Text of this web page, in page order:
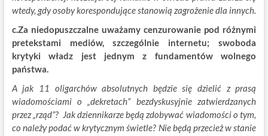
wtedy, gdy osoby korespondujące stanowią zagrożenie dla innych.
c.Za niedopuszczalne uważamy cenzurowanie pod różnymi
pretekstami mediów, szczególnie internetu; swoboda
krytyki władz jest jednym z fundamentów wolnego
państwa.
A jak 11 oligarchów absolutnych będzie się dzielić z prasą
wiadomościami o „dekretach” bezdyskusyjnie zatwierdzanych
przez „rząd”? Jak dziennikarze będą zdobywać wiadomości o tym,
co należy podać w krytycznym świetle? Nie będą przecież w stanie